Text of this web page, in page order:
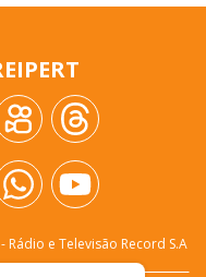
Rádio e Televisão Record S.A